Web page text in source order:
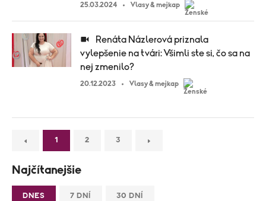
25.03.2024 Vlasy & mejkap
vylepšenie na tvári: Všimli ste si, čo sa na
nej zmenilo?
20.12.2023 Vlasy & mejkap
1 2 3
Najčítanejšie
DNES 7 DNÍ 30 DNÍ